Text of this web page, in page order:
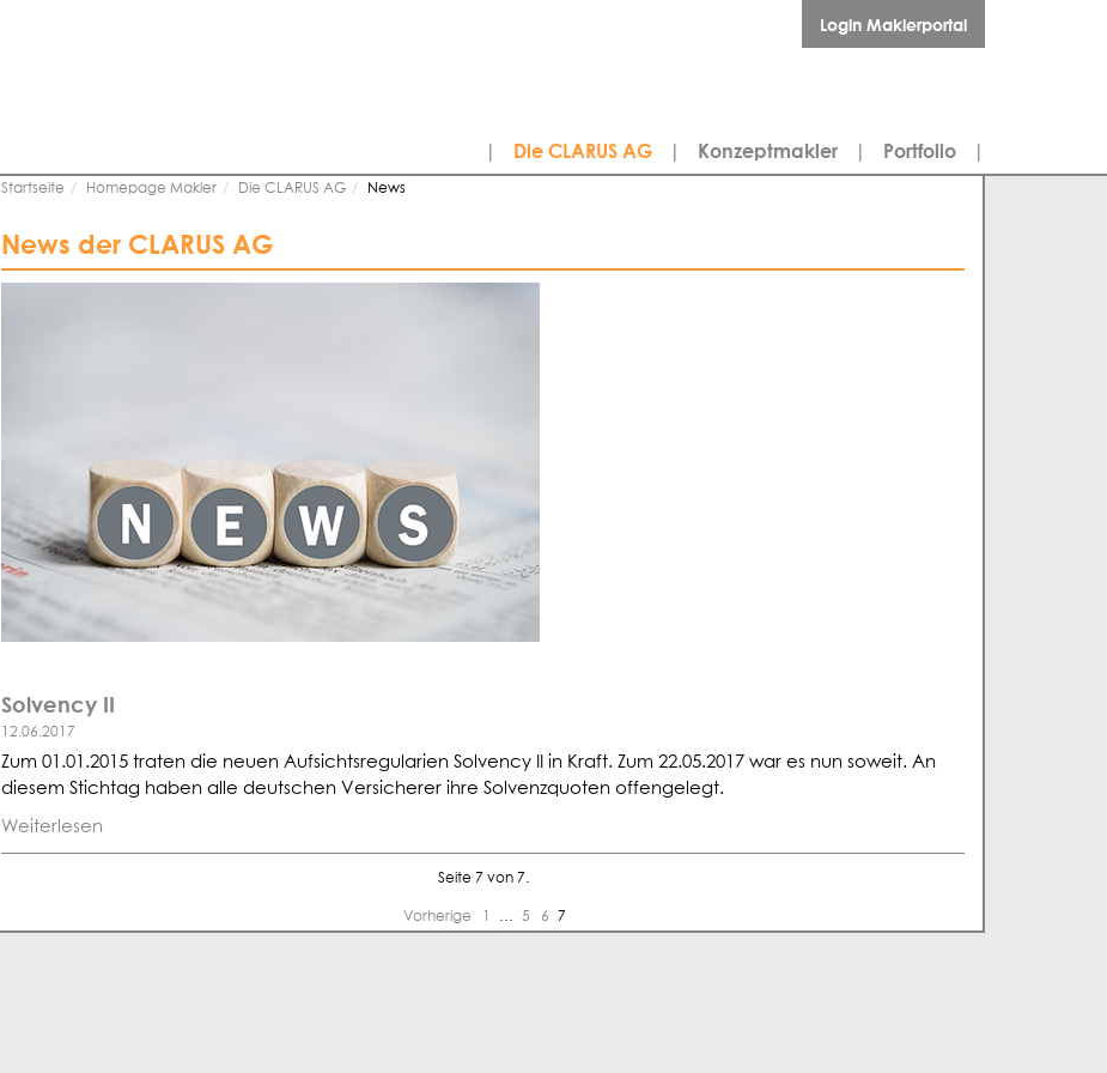
Login Maklerportal
| Die CLARUS AG | Konzeptmakler | Portfolio |
Startseite Homepage Makler Die CLARUS AG News
News der CLARUS AG
Solvency II
12.06.2017
Zum 01.01.2015 traten die neuen Aufsichtsregularien Solvency II in Kraft. Zum 22.05.2017 war es nun soweit. An
diesem Stichtag haben alle deutschen Versicherer ihre Solvenzquoten offengelegt.
Weiterlesen
Seite 7 von 7.
Vorherige … 5 6 7